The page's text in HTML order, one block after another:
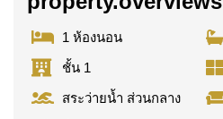
1 ห้องนอน
ชั้น 1
สระว่ายน้ำ ส่วนกลาง